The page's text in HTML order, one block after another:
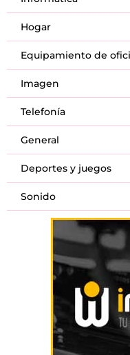
Hogar
Equipamiento de
Imagen
Telefonía
General
Deportes y juegos
Sonido